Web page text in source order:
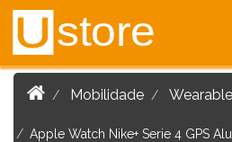
Ustore
Mobilidade
Apple Watch Nike+ Serie 4 GPS